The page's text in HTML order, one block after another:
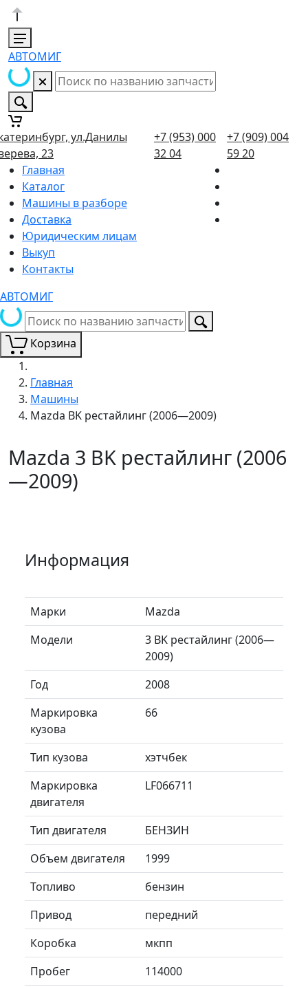
АВТОМИГ
ул.Данилы
23
+7 (953) 000
32 04
+7 (909) 004
59 20
Главная
Каталог
Машины в разборе
Доставка
Юридическим лицам
Выкуп
Контакты
АВТОМИГ
Корзина
Главная
Машины
Mazda BK рестайлинг (2006—2009)
Mazda 3 BK рестайлинг (2006
—2009)
Информация
Марки
Mazda
Модели
3 BK рестайлинг (2006—
2009)
Год
2008
Маркировка
кузова
66
Тип кузова
хэтчбек
Маркировка
двигателя
LF066711
Тип двигателя
БЕНЗИН
Объем двигателя
1999
Топливо
бензин
Привод
передний
Коробка
мкпп
Пробег
114000